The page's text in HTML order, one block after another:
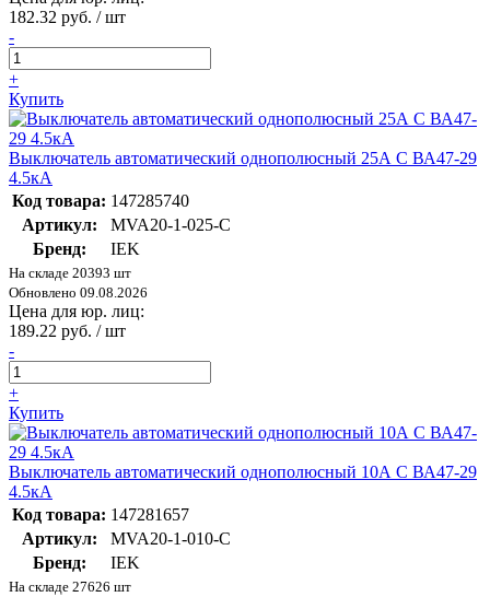
182.32 руб. / шт
-
+
Купить
Выключатель автоматический однополюсный 25А C ВА47-29
4.5кА
Код товара: 147285740
Артикул:
MVA20-1-025-C
Бренд:
IEK
На складе 20393 шт
Обновлено 09.08.2026
Цена для юр. лиц:
189.22 руб. / шт
-
+
Купить
Выключатель автоматический однополюсный 10А C ВА47-29
4.5кА
Код товара: 147281657
Артикул:
MVA20-1-010-C
Бренд:
IEK
На складе 27626 шт